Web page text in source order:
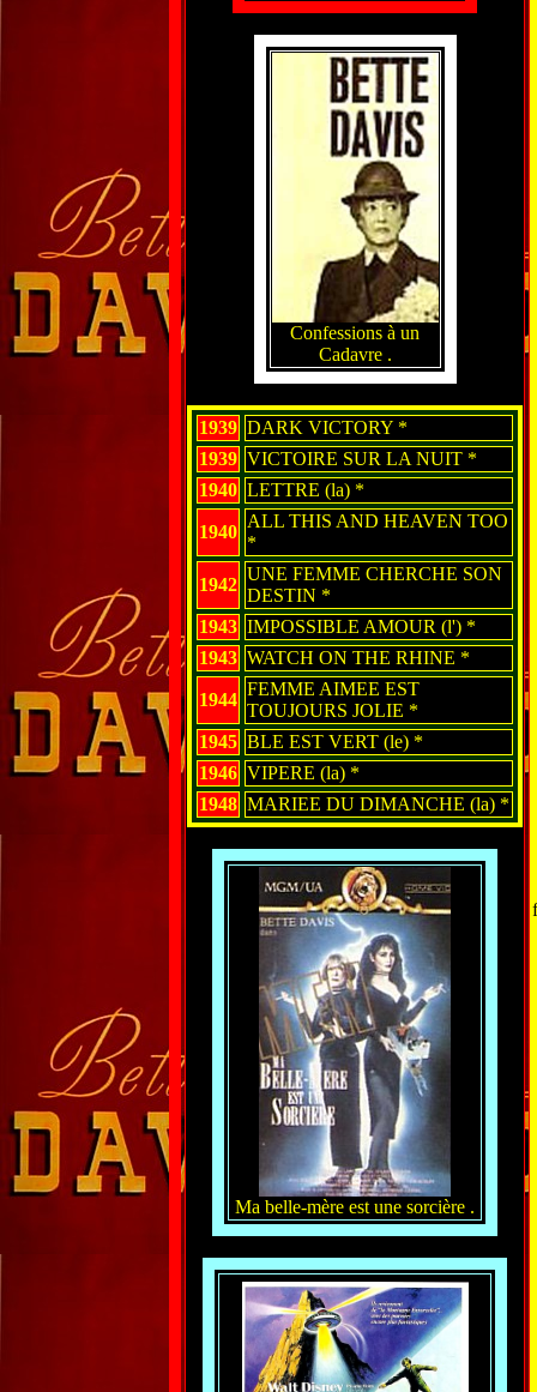
Confessions à un
Cadavre .
1939 DARK VICTORY *
1939 VICTOIRE SUR LA NUIT *
1940 LETTRE (la) *
1940
ALL THIS AND HEAVEN TOO
*
1942
UNE FEMME CHERCHE SON
DESTIN *
1943 IMPOSSIBLE AMOUR (l') *
1943 WATCH ON THE RHINE *
1944
FEMME AIMEE EST
TOUJOURS JOLIE *
1945 BLE EST VERT (le) *
1946 VIPERE (la) *
1948 MARIEE DU DIMANCHE (la) *
Ma belle-mère est une sorcière .